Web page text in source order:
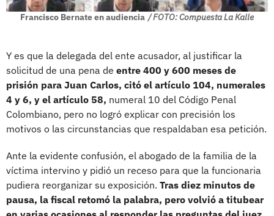
Francisco Bernate en audiencia / FOTO: Compuesta La Kalle
Y es que la delegada del ente acusador, al justificar la
solicitud de una pena de entre 400 y 600 meses de
prisión para Juan Carlos, citó el artículo 104, numerales
4 y 6, y el artículo 58, numeral 10 del Código Penal
Colombiano, pero no logró explicar con precisión los
motivos o las circunstancias que respaldaban esa petición.
Ante la evidente confusión, el abogado de la familia de la
víctima intervino y pidió un receso para que la funcionaria
pudiera reorganizar su exposición. Tras diez minutos de
pausa, la fiscal retomó la palabra, pero volvió a titubear